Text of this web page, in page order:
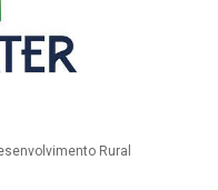
Rural